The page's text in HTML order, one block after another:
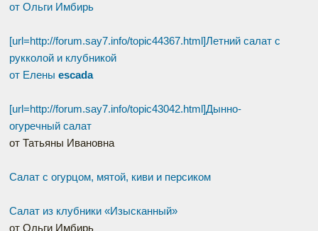
от Ольги Имбирь
[url=http://forum.say7.info/topic44367.html]Летний салат с
рукколой и клубникой
от Елены escada
[url=http://forum.say7.info/topic43042.html]Дынно-
огуречный салат
от Татьяны Ивановна
Салат с огурцом, мятой, киви и персиком
Салат из клубники «Изысканный»
от Ольги Имбирь